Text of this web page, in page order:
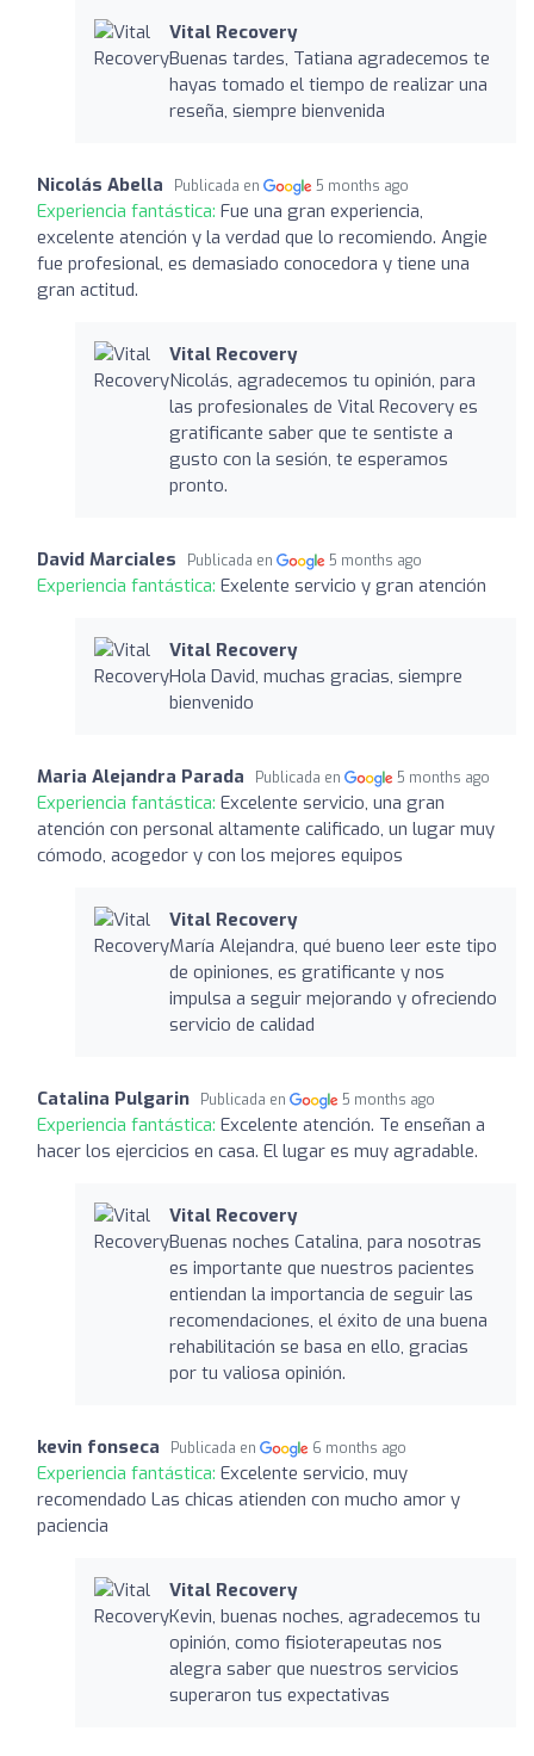
Vital Recovery
Buenas tardes, Tatiana agradecemos te
hayas tomado el tiempo de realizar una
reseña, siempre bienvenida
Nicolás Abella Publicada en 5 months ago
Experiencia fantástica: Fue una gran experiencia,
excelente atención y la verdad que lo recomiendo. Angie
fue profesional, es demasiado conocedora y tiene una
gran actitud.
Vital Recovery
Nicolás, agradecemos tu opinión, para
las profesionales de Vital Recovery es
gratificante saber que te sentiste a
gusto con la sesión, te esperamos
pronto.
David Marciales Publicada en 5 months ago
Experiencia fantástica: Exelente servicio y gran atención
Vital Recovery
Hola David, muchas gracias, siempre
bienvenido
Maria Alejandra Parada Publicada en 5 months ago
Experiencia fantástica: Excelente servicio, una gran
atención con personal altamente calificado, un lugar muy
cómodo, acogedor y con los mejores equipos
Vital Recovery
María Alejandra, qué bueno leer este tipo
de opiniones, es gratificante y nos
impulsa a seguir mejorando y ofreciendo
servicio de calidad
Catalina Pulgarin Publicada en 5 months ago
Experiencia fantástica: Excelente atención. Te enseñan a
hacer los ejercicios en casa. El lugar es muy agradable.
Vital Recovery
Buenas noches Catalina, para nosotras
es importante que nuestros pacientes
entiendan la importancia de seguir las
recomendaciones, el éxito de una buena
rehabilitación se basa en ello, gracias
por tu valiosa opinión.
kevin fonseca Publicada en 6 months ago
Experiencia fantástica: Excelente servicio, muy
recomendado Las chicas atienden con mucho amor y
paciencia
Vital Recovery
Kevin, buenas noches, agradecemos tu
opinión, como fisioterapeutas nos
alegra saber que nuestros servicios
superaron tus expectativas